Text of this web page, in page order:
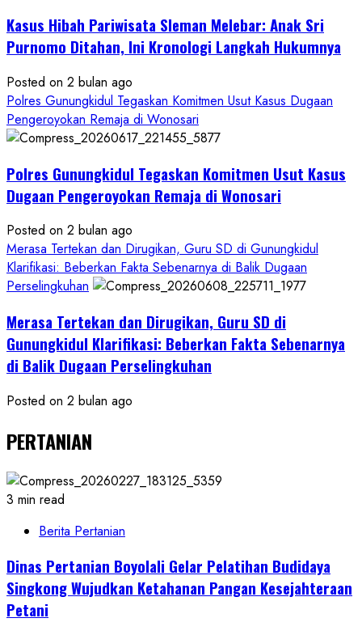
Sampai
Tuntas
Kasus Hibah Pariwisata Sleman Melebar: Anak Sri
Purnomo Ditahan, Ini Kronologi Langkah Hukumnya
Posted on 2 bulan ago
Polres Gunungkidul Tegaskan Komitmen Usut Kasus Dugaan
Pengeroyokan Remaja di Wonosari
Polres Gunungkidul Tegaskan Komitmen Usut Kasus
Dugaan Pengeroyokan Remaja di Wonosari
Posted on 2 bulan ago
Merasa Tertekan dan Dirugikan, Guru SD di Gunungkidul
Klarifikasi: Beberkan Fakta Sebenarnya di Balik Dugaan
Perselingkuhan
Merasa Tertekan dan Dirugikan, Guru SD di
Gunungkidul Klarifikasi: Beberkan Fakta Sebenarnya
di Balik Dugaan Perselingkuhan
Posted on 2 bulan ago
PERTANIAN
3 min read
Berita Pertanian
Dinas Pertanian Boyolali Gelar Pelatihan Budidaya
Singkong Wujudkan Ketahanan Pangan Kesejahteraan
Petani